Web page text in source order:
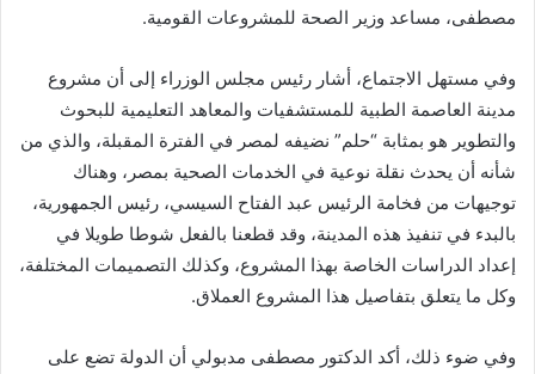
مصطفى، مساعد وزير الصحة للمشروعات القومية.
وفي مستهل الاجتماع، أشار رئيس مجلس الوزراء إلى أن مشروع
مدينة العاصمة الطبية للمستشفيات والمعاهد التعليمية للبحوث
والتطوير هو بمثابة “حلم” نضيفه لمصر في الفترة المقبلة، والذي من
شأنه أن يحدث نقلة نوعية في الخدمات الصحية بمصر، وهناك
توجيهات من فخامة الرئيس عبد الفتاح السيسي، رئيس الجمهورية،
بالبدء في تنفيذ هذه المدينة، وقد قطعنا بالفعل شوطا طويلا في
إعداد الدراسات الخاصة بهذا المشروع، وكذلك التصميمات المختلفة،
وكل ما يتعلق بتفاصيل هذا المشروع العملاق.
وفي ضوء ذلك، أكد الدكتور مصطفى مدبولي أن الدولة تضع على